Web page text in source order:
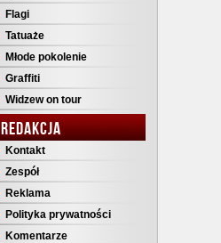
Flagi
Tatuaże
Młode pokolenie
Graffiti
Widzew on tour
REDAKCJA
Kontakt
Zespół
Reklama
Polityka prywatności
Komentarze